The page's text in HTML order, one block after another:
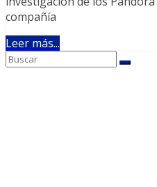
compañía
Leer más...